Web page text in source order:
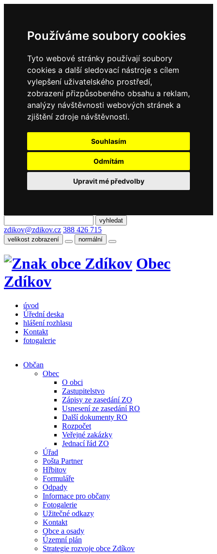
Používáme soubory cookies
Tyto webové stránky používají soubory
cookies a další sledovací nástroje s cílem
vylepšení uživatelského prostředí,
zobrazení přizpůsobeného obsahu a reklam,
analýzy návštěvnosti webových stránek a
zjištění zdroje návštěvnosti.
Souhlasím
Odmítám
Upravit mé předvolby
zdikov@zdikov.cz 388 426 715
velikost zobrazení normální
Obec
Zdíkov
úvod
Úřední deska
hlášení rozhlasu
Kontakt
fotogalerie
Občan
Obec
O obci
Zastupitelstvo
Zápisy ze zasedání ZO
Usnesení ze zasedání RO
Další dokumenty RO
Rozpočet
Veřejné zakázky
Jednací řád ZO
Úřad
Pošta Partner
Hřbitov
Formuláře
Odpady
Informace pro občany
Fotogalerie
Užitečné odkazy
Kontakt
Obce a osady
Územní plán
Strategie rozvoje obce Zdíkov